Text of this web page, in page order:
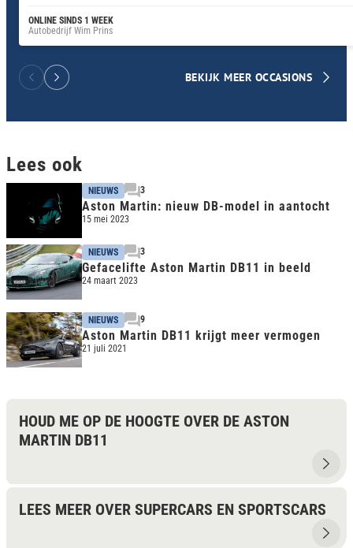
ONLINE SINDS 1 WEEK
Autobedrijf Wim Prins
BEKIJK MEER OCCASIONS
Lees ook
NIEUWS 3
Aston Martin: nieuw DB-model in aantocht
15 mei 2023
NIEUWS 3
Gefacelifte Aston Martin DB11 in beeld
24 maart 2023
NIEUWS 9
Aston Martin DB11 krijgt meer vermogen
21 juli 2021
HOUD ME OP DE HOOGTE OVER DE ASTON
MARTIN DB11
LEES MEER OVER SUPERCARS EN SPORTSCARS